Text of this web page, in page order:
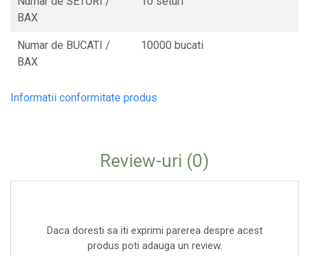
BAX
Numar de BUCATI /
BAX
10000 bucati
Informatii conformitate produs
Review-uri (0)
Daca doresti sa iti exprimi parerea despre acest
produs poti adauga un review.